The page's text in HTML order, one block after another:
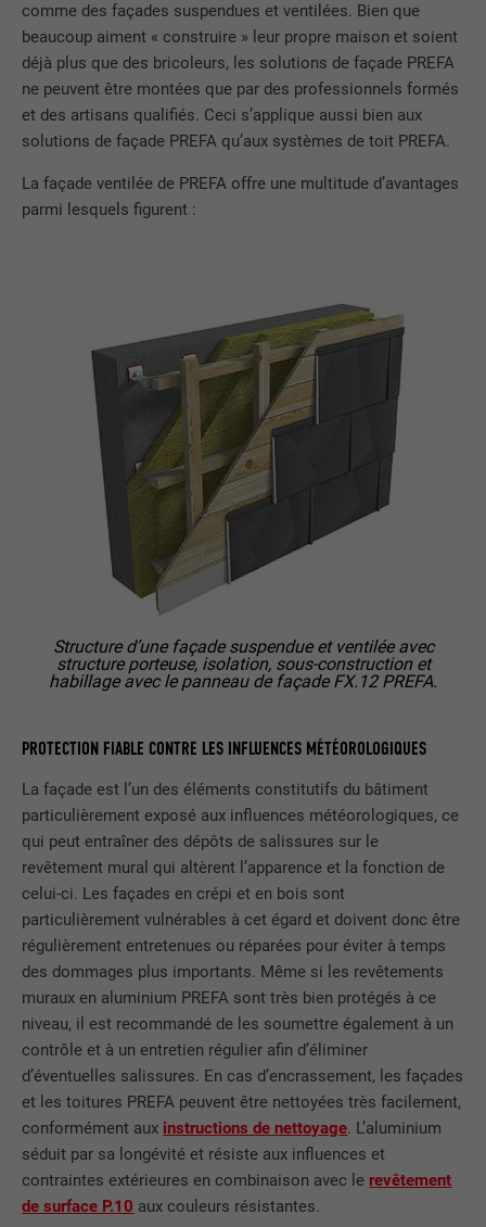
comme des façades suspendues et ventilées. Bien que
beaucoup aiment « construire » leur propre maison et soient
déjà plus que des bricoleurs, les solutions de façade PREFA
ne peuvent être montées que par des professionnels formés
et des artisans qualifiés. Ceci s’applique aussi bien aux
solutions de façade PREFA qu’aux systèmes de toit PREFA.
La façade ventilée de PREFA offre une multitude d’avantages
parmi lesquels figurent :
PROTECTION FIABLE CONTRE LES INFLUENCES MÉTÉOROLOGIQUES
La façade est l’un des éléments constitutifs du bâtiment
particulièrement exposé aux influences météorologiques, ce
qui peut entraîner des dépôts de salissures sur le
revêtement mural qui altèrent l’apparence et la fonction de
celui-ci. Les façades en crépi et en bois sont
particulièrement vulnérables à cet égard et doivent donc être
régulièrement entretenues ou réparées pour éviter à temps
des dommages plus importants. Même si les revêtements
muraux en aluminium PREFA sont très bien protégés à ce
niveau, il est recommandé de les soumettre également à un
contrôle et à un entretien régulier afin d’éliminer
d’éventuelles salissures. En cas d’encrassement, les façades
et les toitures PREFA peuvent être nettoyées très facilement,
conformément aux instructions de nettoyage. L’aluminium
séduit par sa longévité et résiste aux influences et
contraintes extérieures en combinaison avec le revêtement
de surface P.10 aux couleurs résistantes.
Structure d’une façade suspendue et ventilée avec
structure porteuse, isolation, sous-construction et
habillage avec le panneau de façade FX.12 PREFA.
UTILITÉ
enregistrer les paramètres utilisateur et
à d'autres fins non précisées
NOM _gcl_au
EXPIRATION 3 mois
Internet qui utilisent ses services.
_pinterest_ct_ua
FOURNISSEUR Pinterest
EXPIRATION 1 an
Ce cookie comprend un identifiant
unique universel (UUID) permettant de
grouper les actions effectuées sur
plusieurs pages lorsque l'utilisateur ne
FOURNISSEUR LinkedIn
EXPIRATION
UTILITÉ
Sert à enregistrer l'autorisation de
l'utilisateur à utiliser des cookies pour
des fonctions non essentielles.
NOM lidc
FOURNISSEUR LinkedIn
EXPIRATION 1 jour
UTILITÉ
Pour faciliter le choix des centres de
NOM test_cookie